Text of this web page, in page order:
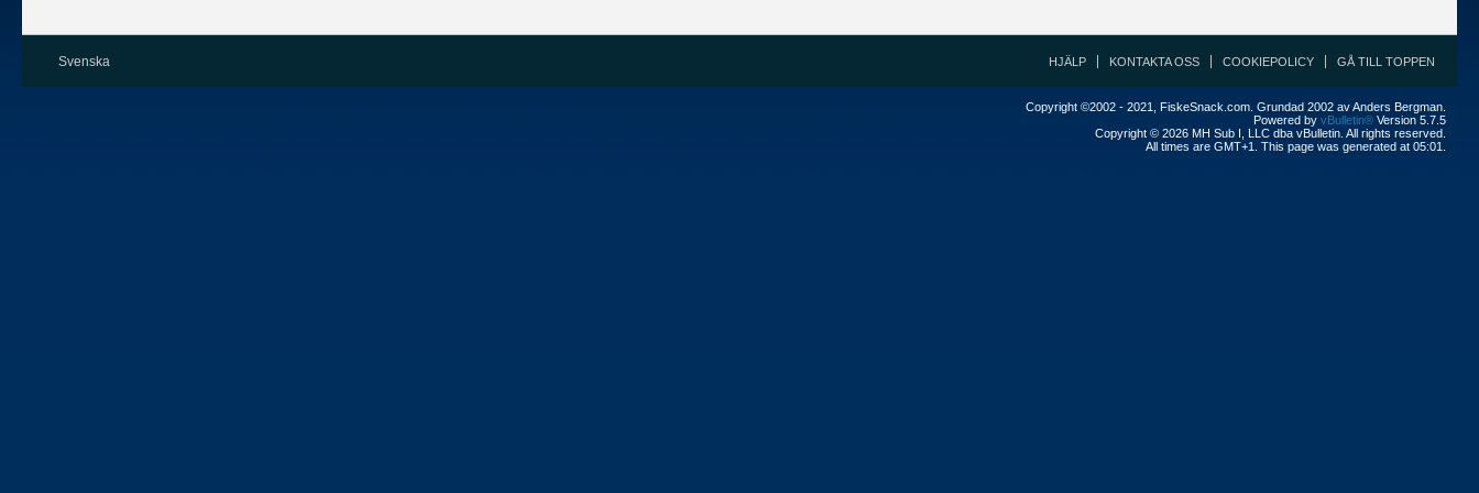
Svenska HJÄLP KONTAKTA OSS COOKIEPOLICY GÅ TILL TOPPEN
Copyright ©2002 - 2021, FiskeSnack.com. Grundad 2002 av Anders Bergman.
Powered by vBulletin® Version 5.7.5
Copyright © 2026 MH Sub I, LLC dba vBulletin. All rights reserved.
All times are GMT+1. This page was generated at 05:01.